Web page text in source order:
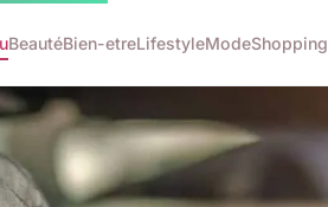
BeautéBien-etreLifestyleModeShopping